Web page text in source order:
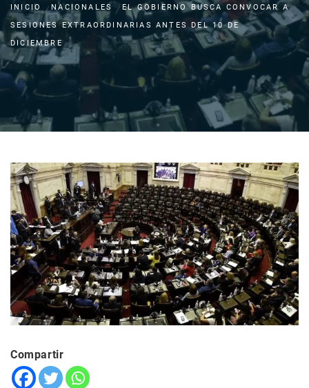
INICIO NACIONALES
EL GOBIERNO BUSCA CONVOCAR A
SESIONES EXTRAORDINARIAS ANTES DEL 10 DE
DICIEMBRE
Compartir